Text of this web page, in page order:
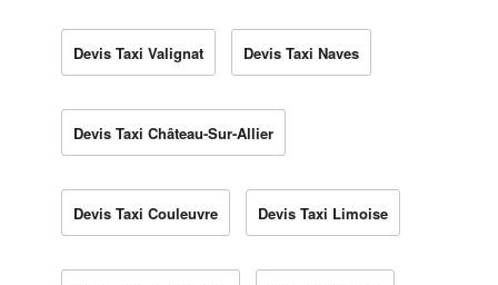
Devis Taxi Valignat Devis Taxi Naves
Devis Taxi Château-Sur-Allier
Devis Taxi Couleuvre Devis Taxi Limoise